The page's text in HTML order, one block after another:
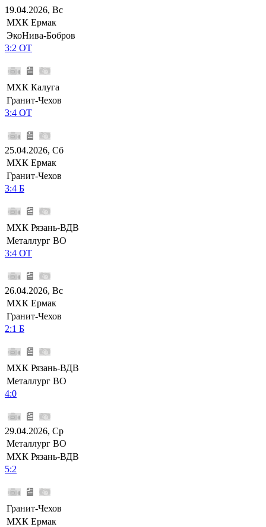
19.04.2026, Вс
МХК Ермак
ЭкоНива-Бобров
3:2 ОТ
МХК Калуга
Гранит-Чехов
3:4 ОТ
25.04.2026, Сб
МХК Ермак
Гранит-Чехов
3:4 Б
МХК Рязань-ВДВ
Металлург ВО
3:4 ОТ
26.04.2026, Вс
МХК Ермак
Гранит-Чехов
2:1 Б
МХК Рязань-ВДВ
Металлург ВО
4:0
29.04.2026, Ср
Металлург ВО
МХК Рязань-ВДВ
5:2
Гранит-Чехов
МХК Ермак